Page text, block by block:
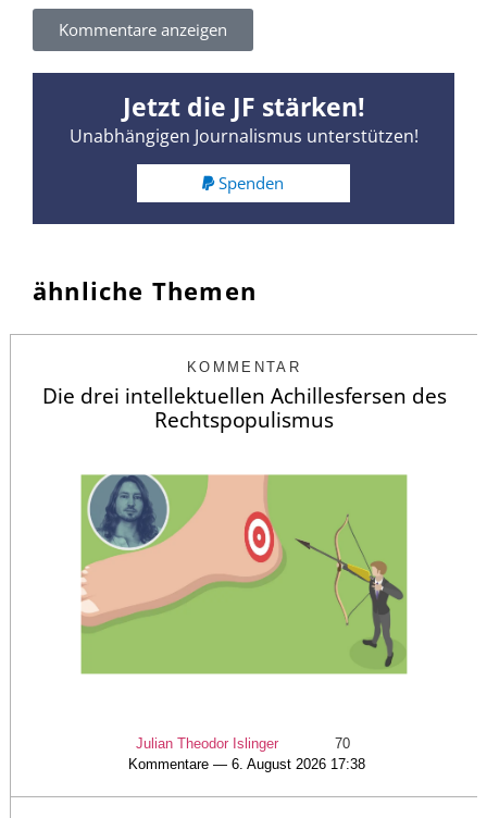
Kommentare anzeigen
Jetzt die JF stärken!
Unabhängigen Journalismus unterstützen!
Spenden
ähnliche Themen
KOMMENTAR
Die drei intellektuellen Achillesfersen des
Rechtspopulismus
Julian Theodor Islinger
70
Kommentare — 6. August 2026 17:38